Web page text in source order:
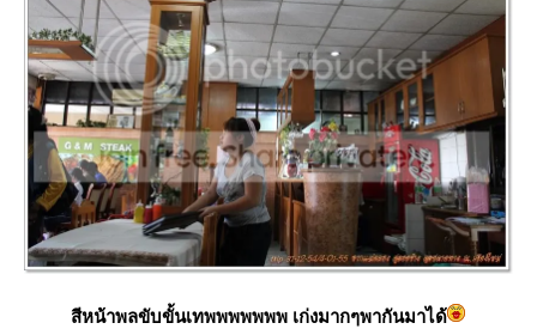
สีหน้าพลขับขั้นเทพพพพพพพ เก่งมากๆพากันมาได้